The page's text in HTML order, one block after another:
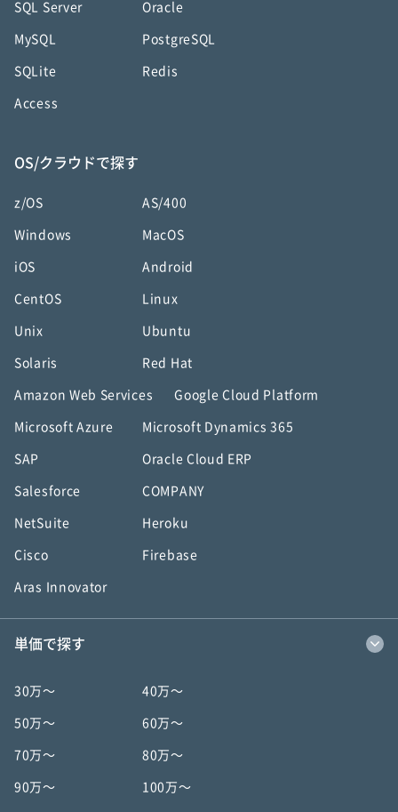
SQL Server Oracle
MySQL PostgreSQL
SQLite Redis
Access
OS/クラウドで探す
z/OS AS/400
Windows MacOS
iOS Android
CentOS Linux
Unix Ubuntu
Solaris Red Hat
Amazon Web Services Google Cloud Platform
Microsoft Azure Microsoft Dynamics 365
SAP Oracle Cloud ERP
Salesforce COMPANY
NetSuite Heroku
Cisco Firebase
Aras Innovator
単価で探す
30万〜 40万〜
50万〜 60万〜
70万〜 80万〜
90万〜 100万〜